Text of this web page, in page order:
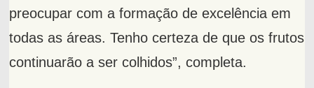
preocupar com a formação de excelência em
todas as áreas. Tenho certeza de que os frutos
continuarão a ser colhidos”, completa.